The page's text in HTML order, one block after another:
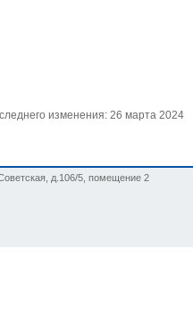
изменения: 26 марта 2024
д.106/5, помещение 2